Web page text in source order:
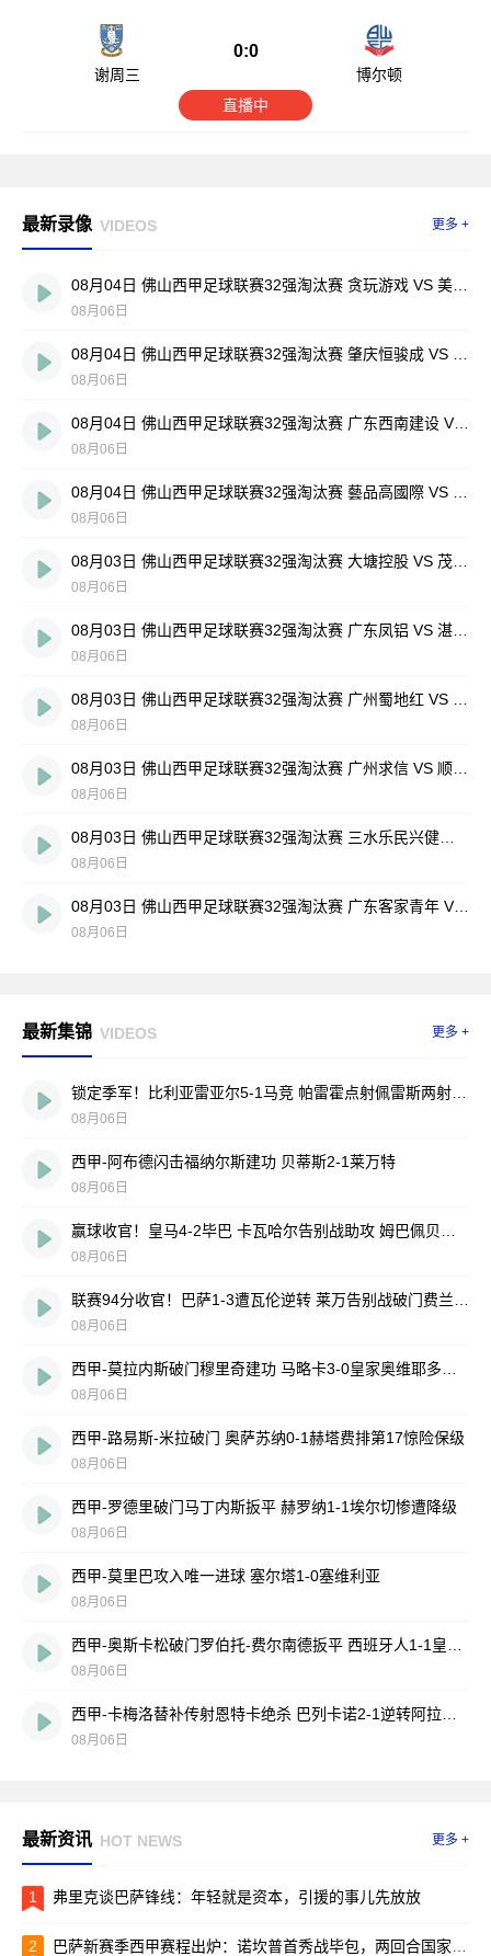
谢周三
0:0
博尔顿
直播中
最新录像 VIDEOS 更多 +
08月06日
08月06日
08月04日 佛山西甲足球联赛32强淘汰赛 广东西南建设 VS 香港圣徒 全场录像
08月06日
08月06日
08月06日
08月06日
08月06日
08月06日
08月06日
08月03日 佛山西甲足球联赛32强淘汰赛 广东客家青年 VS 广州英华思力U17 全场录像
08月06日
最新集锦 VIDEOS 更多 +
08月06日
西甲-阿布德闪击福纳尔斯建功 贝蒂斯2-1莱万特
08月06日
08月06日
08月06日
08月06日
西甲-路易斯-米拉破门 奥萨苏纳0-1赫塔费排第17惊险保级
08月06日
西甲-罗德里破门马丁内斯扳平 赫罗纳1-1埃尔切惨遭降级
08月06日
西甲-莫里巴攻入唯一进球 塞尔塔1-0塞维利亚
08月06日
08月06日
08月06日
最新资讯 HOT NEWS 更多 +
1 弗里克谈巴萨锋线：年轻就是资本，引援的事儿先放放
2 巴萨新赛季西甲赛程出炉：诺坎普首秀战毕包，两回合国家德比引爆焦点